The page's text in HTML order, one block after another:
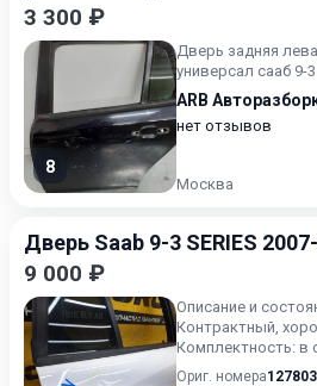
3 300 ₽
8
Дверь задняя
универсал сааб 9-
ARB
нет отзывов
Москва
Дверь Saab 9-3 SERIES
9 000 ₽
Описание и
Контрактный,
Комплектность: в
фото\n—
Ориг. номера